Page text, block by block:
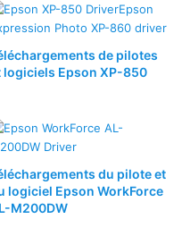
de pilotes
logiciels Epson XP-850
du pilote et
logiciel Epson WorkForce
M200DW